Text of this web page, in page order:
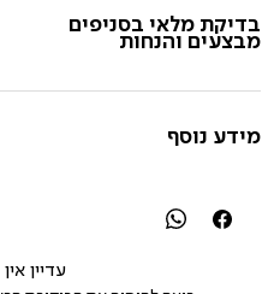
בדיקת מלאי בסניפים
מבצעים והנחות
מידע נוסף
עדיין